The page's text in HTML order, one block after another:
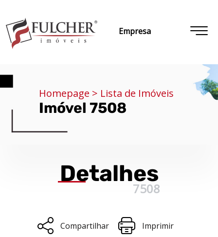
Empresa
Homepage > Lista de Imóveis
Imóvel 7508
Detalhes
7508
Compartilhar Imprimir